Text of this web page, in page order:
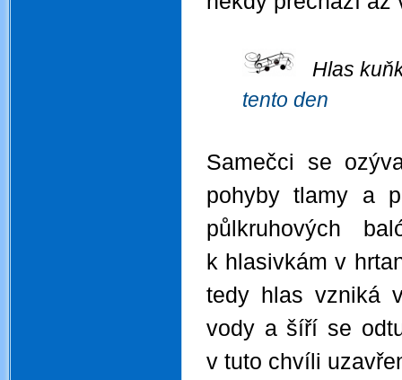
Hlas
tento den
Samečci se
pohyby tlamy a
půlkruhových
k hlasivkám v
tedy hlas vzniká
vody a šíří se
v tuto chvíli